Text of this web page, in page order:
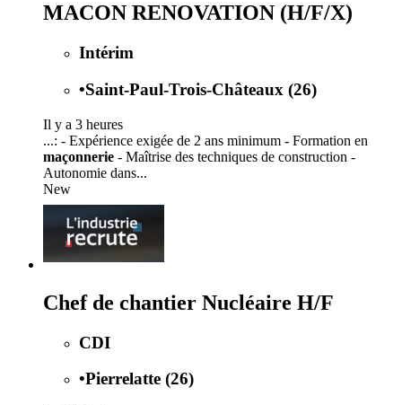
MACON RENOVATION (H/F/X)
Intérim
•Saint-Paul-Trois-Châteaux (26)
Il y a 3 heures
...: - Expérience exigée de 2 ans minimum - Formation en
maçonnerie - Maîtrise des techniques de construction -
Autonomie dans...
New
Chef de chantier Nucléaire H/F
CDI
•Pierrelatte (26)